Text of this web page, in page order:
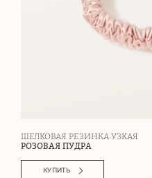
ШЕЛКОВАЯ РЕЗИНКА УЗКАЯ
РОЗОВАЯ ПУДРА
КУПИТЬ